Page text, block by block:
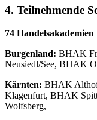
4. Teilnehmende
74 Handelsakademien
Burgenland: BHAK
Neusiedl/See, BHAK
Kärnten: BHAK
Klagenfurt, BHAK
Wolfsberg,